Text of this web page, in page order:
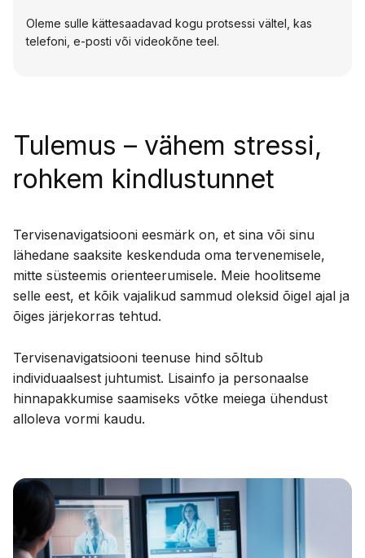
Oleme sulle kättesaadavad kogu protsessi vältel, kas
telefoni, e-posti või videokõne teel.
Tulemus – vähem stressi,
rohkem kindlustunnet
Tervisenavigatsiooni eesmärk on, et sina või sinu
lähedane saaksite keskenduda oma tervenemisele,
mitte süsteemis orienteerumisele. Meie hoolitseme
selle eest, et kõik vajalikud sammud oleksid õigel ajal ja
õiges järjekorras tehtud.
Tervisenavigatsiooni teenuse hind sõltub
individuaalsest juhtumist. Lisainfo ja personaalse
hinnapakkumise saamiseks võtke meiega ühendust
alloleva vormi kaudu.